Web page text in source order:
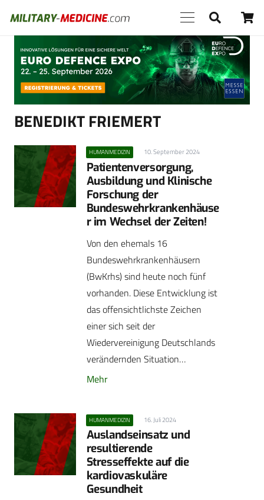
Anzeige
BENEDIKT FRIEMERT
HUMANMEDIZIN 10. September 2024
Patientenversorgung,
Ausbildung und Klinische
Forschung der
Bundeswehrkrankenhäuse
r im Wechsel der Zeiten!
Von den ehemals 16
Bundeswehrkrankenhäusern
(BwKrhs) sind heute noch fünf
vorhanden. Diese Entwicklung ist
das offensichtlichste Zeichen
einer sich seit der
Wiedervereinigung Deutschlands
verändernden Situation…
Mehr
HUMANMEDIZIN 16. Juli 2024
Auslandseinsatz und
resultierende
Stresseffekte auf die
kardiovaskuläre
Gesundheit